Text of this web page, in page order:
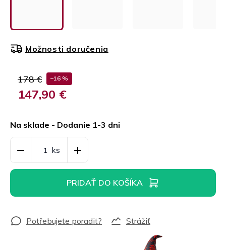
178 € –16 %
147,90 €
cena:
Na sklade - Dodanie 1-3 dni
Možnosti doručenia
PRIDAŤ DO KOŠÍKA
Strážiť